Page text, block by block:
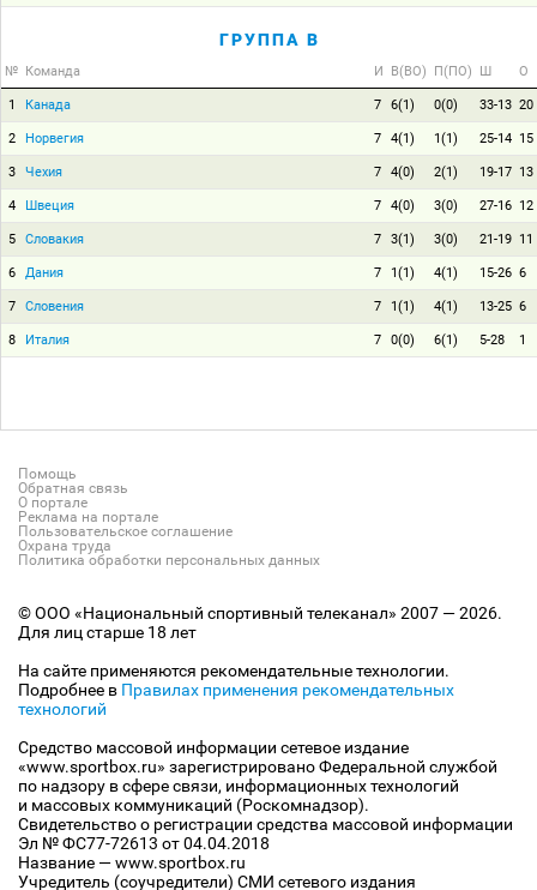
ГРУППА B
№ Команда И В(ВО) П(ПО) Ш О
1 Канада 7 6(1) 0(0) 33-13 20
2 Норвегия 7 4(1) 1(1) 25-14 15
3 Чехия 7 4(0) 2(1) 19-17 13
4 Швеция 7 4(0) 3(0) 27-16 12
5 Словакия 7 3(1) 3(0) 21-19 11
6 Дания 7 1(1) 4(1) 15-26 6
7 Словения 7 1(1) 4(1) 13-25 6
8 Италия 7 0(0) 6(1) 5-28 1
Помощь
Обратная связь
О портале
Реклама на портале
Пользовательское соглашение
Охрана труда
Политика обработки персональных данных
© ООО «Национальный спортивный телеканал» 2007 — 2026.
Для лиц старше 18 лет
На сайте применяются рекомендательные технологии.
Подробнее в Правилах применения рекомендательных
технологий
Средство массовой информации сетевое издание
«www.sportbox.ru» зарегистрировано Федеральной службой
по надзору в сфере связи, информационных технологий
и массовых коммуникаций (Роскомнадзор).
Свидетельство о регистрации средства массовой информации
Эл № ФС77-72613 от 04.04.2018
Название — www.sportbox.ru
Учредитель (соучредители) СМИ сетевого издания